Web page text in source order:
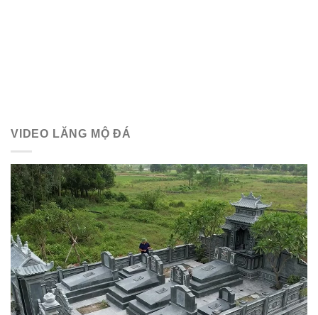
VIDEO LĂNG MỘ ĐÁ